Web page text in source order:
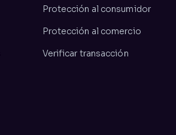
Protección al consumidor
Protección al comercio
Verificar transacción